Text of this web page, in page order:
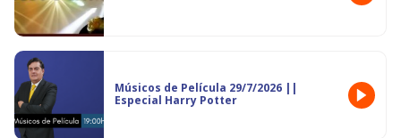
Músicos de Película 29/7/2026 ||
Especial Harry Potter